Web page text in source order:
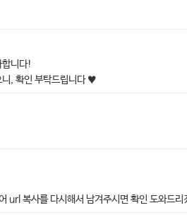
합니다!
니, 확인 부탁드립니다 ♥
url 복사를 다시해서 남겨주시면 확인 도와드리